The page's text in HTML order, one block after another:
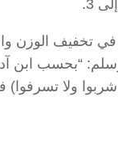
في تخفيف الوزن
“بحسب ابن
ولا تسرفوا)